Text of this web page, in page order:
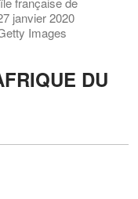
janvier 2020
Images
DU